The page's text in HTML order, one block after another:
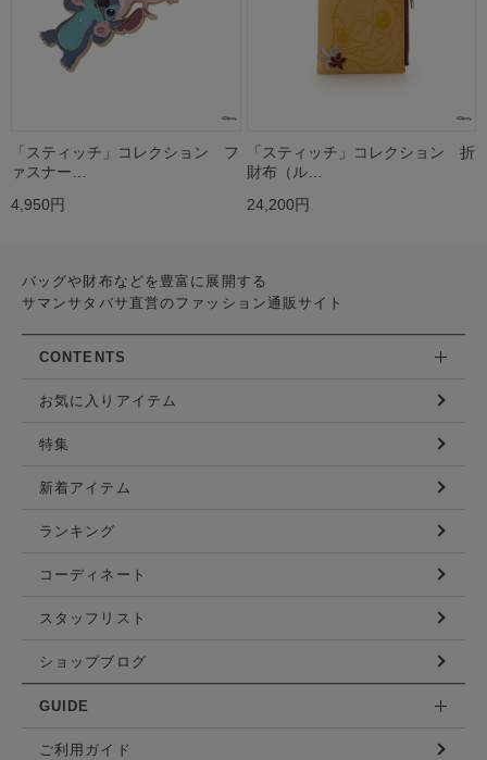
「スティッチ」コレクション フ
ァスナー…
4,950円
「スティッチ」コレクション 折
財布（ル…
24,200円
バッグや財布などを豊富に展開する
サマンサタバサ直営のファッション通販サイト
CONTENTS
お気に入りアイテム
特集
新着アイテム
ランキング
コーディネート
スタッフリスト
ショップブログ
GUIDE
ご利用ガイド